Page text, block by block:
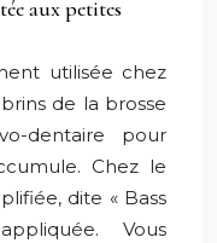
aux petites
utilisée chez
de la brosse
dentaire pour
Chez le
dite « Bass
Vous